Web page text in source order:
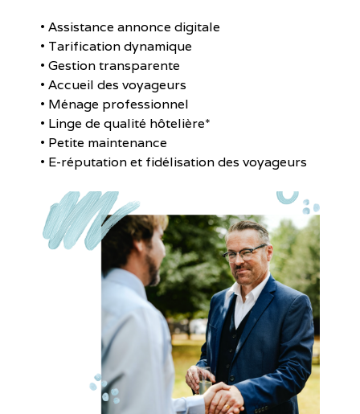
• Assistance annonce digitale
• Tarification dynamique
• Gestion transparente
• Accueil des voyageurs
• Ménage professionnel
• Linge de qualité hôtelière*
• Petite maintenance
• E-réputation et fidélisation des voyageurs